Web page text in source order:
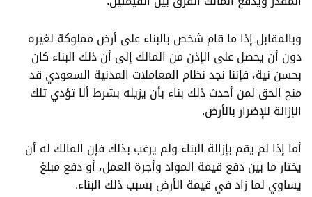
وبالمقابل إذا ما قام شخص بالبناء على أرض مملوكة لغيره
دون أن يحصل على الإذن من المالك إلى أن ذلك البناء كان
بحسن نية، فإننا نجد نظام المعاملات المدنية السعودي قد
منح الحق لمن أحدث ذلك بناء بأن يزيله بشرط ألا تؤدي تلك
الإزالة للإضرار بالأرض.
أما إذا لم يقم بإزالة البناء ولم يرغب بذلك فإن المالك له أن
يختار ما بين دفع قيمة المواد وأجرة العمل، أو دفع مبلغ
يساوي لما زاد في قيمة الأرض بسبب ذلك البناء.